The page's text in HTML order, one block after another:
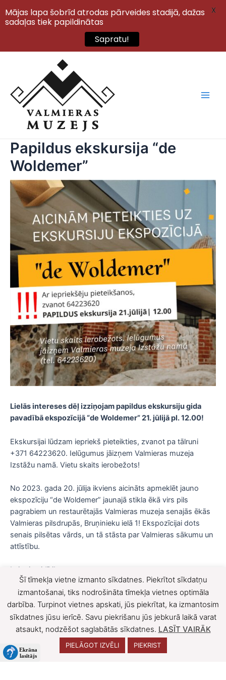
Papildus ekskursija “de
Woldemer”
Lielās intereses dēļ izziņojam papildus ekskursiju gida
pavadībā ekspozīcijā “de Woldemer” 21. jūlijā pl. 12.00!
Ekskursijai lūdzam iepriekš pieteikties, zvanot pa tālruni
+371 64223620. Ielūgumus jāizņem Valmieras muzeja
Izstāžu namā. Vietu skaits ierobežots!
No 2023. gada 20. jūlija ikviens aicināts apmeklēt jauno
ekspozīciju “de Woldemer” jaunajā stikla ēkā virs pils
pagrabiem un restaurētajās Valmieras muzeja senajās ēkās
Valmieras pilsdrupās, Bruņinieku ielā 1! Ekspozīcijai dots
senais pilsētas vārds, un tā stāsta par Valmieras sākumu un
attīstību.
Laipni gaidīti!
F
a
c
e
b
X
Šī tīmekļa vietne izmanto sīkdatnes. Piekrītot sīkdatņu
izmantošanai, tiks nodrošināta tīmekļa vietnes optimāla
darbība. Turpinot vietnes apskati, jūs piekrītat, ka izmantosim
sīkdatnes jūsu ierīcē. Savu piekrišanu jūs jebkurā laikā varat
atsaukt, nodzēšot saglabātās sīkdatnes. LASĪT VAIRĀK
PIELĀGOT IZVĒLI PIEKRIST
Mājas lapa šobrīd atrodas pārveides stadijā, dažas
sadaļas tiek papildinātas
Sapratu!
X